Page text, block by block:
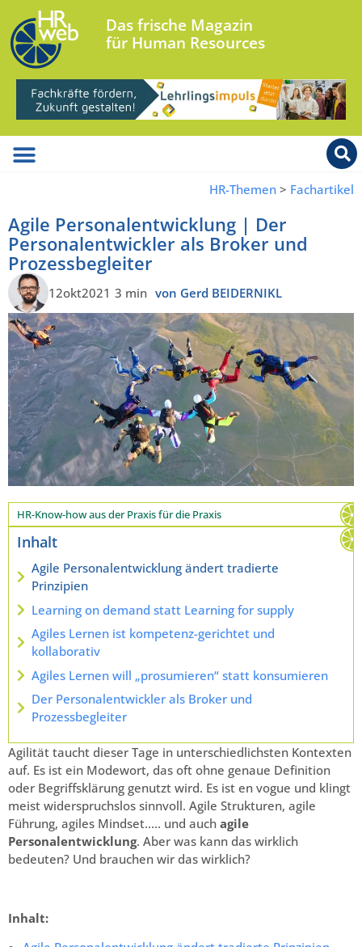
Das frische Magazin
für Human Resources
HR-Themen > Fachartikel
Agile Personalentwicklung | Der
Personalentwickler als Broker und
Prozessbegleiter
12okt2021 3 min von Gerd BEIDERNIKL
HR-Know-how aus der Praxis für die Praxis
Inhalt
Agile Personalentwicklung ändert tradierte
Prinzipien
Learning on demand statt Learning for supply
Agiles Lernen ist kompetenz-gerichtet und
kollaborativ
Agiles Lernen will „prosumieren“ statt konsumieren
Der Personalentwickler als Broker und
Prozessbegleiter
Agilität taucht dieser Tage in unterschiedlichsten Kontexten
auf. Es ist ein Modewort, das oft ohne genaue Definition
oder Begriffsklärung genutzt wird. Es ist en vogue und klingt
meist widerspruchslos sinnvoll. Agile Strukturen, agile
Führung, agiles Mindset….. und auch agile
Personalentwicklung. Aber was kann das wirklich
bedeuten? Und brauchen wir das wirklich?
Inhalt: